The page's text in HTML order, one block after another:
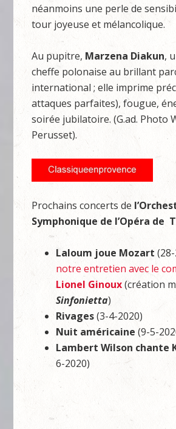
néanmoins une perle de
tour joyeuse et mélancolique.
Au pupitre, Marzena Diakun,
cheffe polonaise au brillant
international ; elle imprime
attaques parfaites), fougue,
soirée jubilatoire. (G.ad. Photo
Perusset).
Prochains concerts de
Symphonique de l’Opéra de
Laloum joue Mozart
notre entretien avec le
Lionel Ginoux(création
Sinfonietta)
Rivages(3-4-2020)
Nuit américaine (9-5-
Lambert Wilson chante
6-2020)